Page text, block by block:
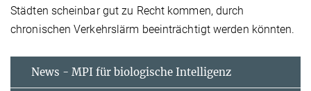
Städten scheinbar gut zu Recht kommen, durch
chronischen Verkehrslärm beeinträchtigt werden könnten.
News - MPI für biologische Intelligenz